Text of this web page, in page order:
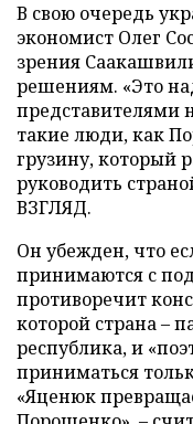
В свою очередь
экономист Олег
зрения
решениям. «Это
представителями
такие люди, как
грузину, который
руководить
ВЗГЛЯД.
Он убежден, что
принимаются с
противоречит
которой страна –
республика, и
приниматься
«Яценюк